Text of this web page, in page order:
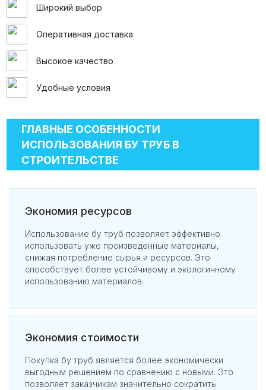
Широкий выбор
Оперативная доставка
Высокое качество
Удобные условия
ГЛАВНЫЕ ОСОБЕННОСТИ
ИСПОЛЬЗОВАНИЯ БУ ТРУБ В
СТРОИТЕЛЬСТВЕ
Экономия ресурсов
Использование бу труб позволяет эффективно
использовать уже произведенные материалы,
снижая потребление сырья и ресурсов. Это
способствует более устойчивому и экологичному
использованию материалов.
Экономия стоимости
Покупка бу труб является более экономически
выгодным решением по сравнению с новыми. Это
позволяет заказчикам значительно сократить